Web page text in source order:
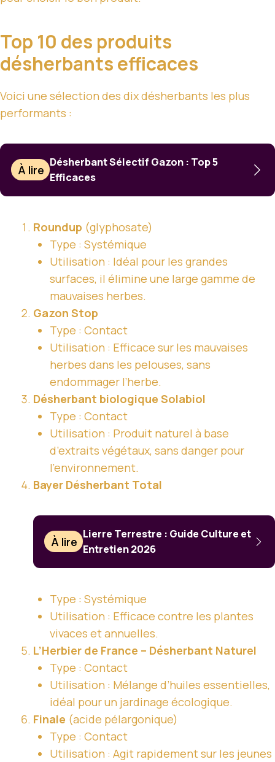
Top 10 des produits
désherbants efficaces
Voici une sélection des dix désherbants les plus
performants :
À lire
Désherbant Sélectif Gazon : Top 5
Efficaces
Roundup (glyphosate)
Type : Systémique
Utilisation : Idéal pour les grandes
surfaces, il élimine une large gamme de
mauvaises herbes.
Gazon Stop
Type : Contact
Utilisation : Efficace sur les mauvaises
herbes dans les pelouses, sans
endommager l’herbe.
Désherbant biologique Solabiol
Type : Contact
Utilisation : Produit naturel à base
d’extraits végétaux, sans danger pour
l’environnement.
Bayer Désherbant Total
À lire
Lierre Terrestre : Guide Culture et
Entretien 2026
Type : Systémique
Utilisation : Efficace contre les plantes
vivaces et annuelles.
L’Herbier de France – Désherbant Naturel
Type : Contact
Utilisation : Mélange d’huiles essentielles,
idéal pour un jardinage écologique.
Finale (acide pélargonique)
Type : Contact
Utilisation : Agit rapidement sur les jeunes